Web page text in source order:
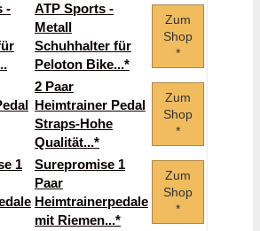
ATP Sports -
Metall
Schuhhalter für
Peloton Bike...*
Zum
Shop
*
2 Paar
Heimtrainer Pedal
Straps-Hohe
Qualität...*
Zum
Shop
*
Surepromise 1
Paar
Heimtrainerpedale
mit Riemen...*
Zum
Shop
*